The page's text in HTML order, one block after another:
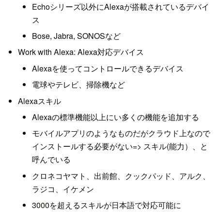
Echoシリーズ以外にAlexaが搭載されているデバイ
ス
Bose, Jabra, SONOSなど
Work with Alexa: Alexa対応デバイス
Alexaを使ってコントロールできるデバイス
電球やテレビ、掃除機など
Alexaスキル
Alexaの標準機能以上にい多くの機能を追加する
モバイルアプリのようなものだがクラウド上なので
インストールする必要がない=> スキル(能力）、と
呼んでいる
クロネコヤマト、出前館、クックパッド、アルク、
ラジコ、イケメン
3000を超えるスキルが日本語で対応可能に